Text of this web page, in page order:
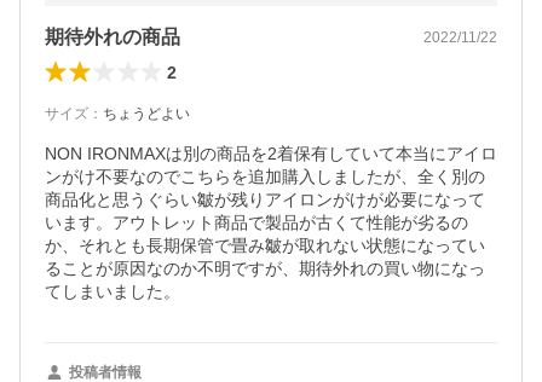
期待外れの商品 2022/11/22
2
サイズ ： ちょうどよい
NON IRONMAXは別の商品を2着保有していて本当にアイロ
ンがけ不要なのでこちらを追加購入しましたが、全く別の
商品化と思うぐらい皺が残りアイロンがけが必要になって
います。アウトレット商品で製品が古くて性能が劣るの
か、それとも長期保管で畳み皺が取れない状態になってい
ることが原因なのか不明ですが、期待外れの買い物になっ
てしまいました。
投稿者情報